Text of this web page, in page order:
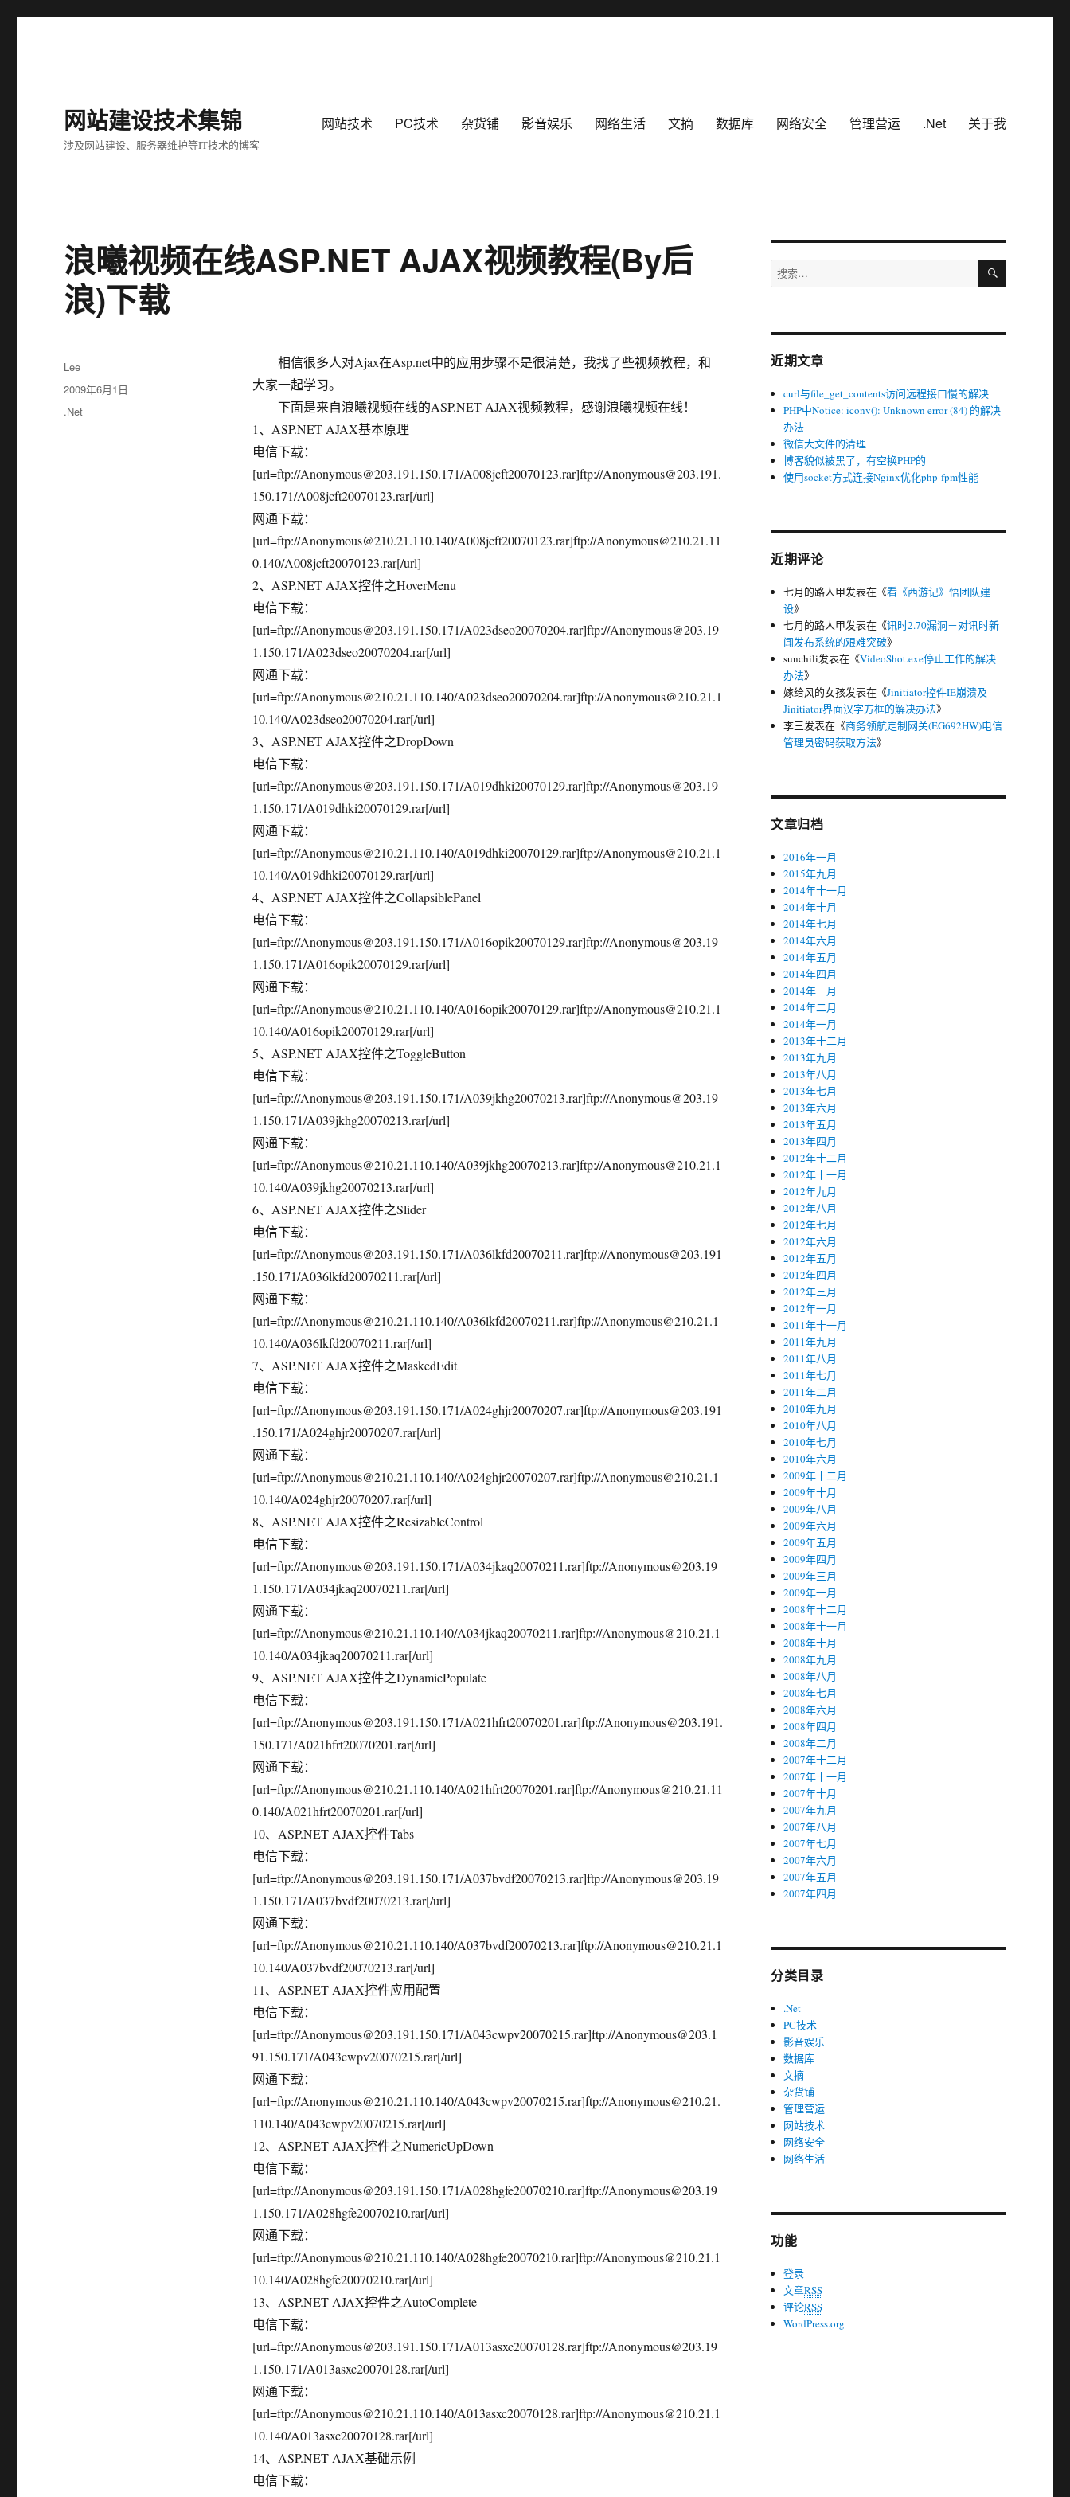
网站建设技术集锦
涉及网站建设、服务器维护等IT技术的博客
网站技术 PC技术 杂货铺 影音娱乐 网络生活 文摘 数据库 网络安全 管理营运 .Net 关于我
浪曦视频在线ASP.NET AJAX视频教程(By后
浪)下载
相信很多人对Ajax在Asp.net中的应用步骤不是很清楚，我找了些视频教程，和
大家一起学习。
下面是来自浪曦视频在线的ASP.NET AJAX视频教程，感谢浪曦视频在线！
1、ASP.NET AJAX基本原理
电信下载：
[url=ftp://Anonymous@203.191.150.171/A008jcft20070123.rar]ftp://Anonymous@203.191.
150.171/A008jcft20070123.rar[/url]
网通下载：
[url=ftp://Anonymous@210.21.110.140/A008jcft20070123.rar]ftp://Anonymous@210.21.11
0.140/A008jcft20070123.rar[/url]
2、ASP.NET AJAX控件之HoverMenu
电信下载：
[url=ftp://Anonymous@203.191.150.171/A023dseo20070204.rar]ftp://Anonymous@203.19
1.150.171/A023dseo20070204.rar[/url]
网通下载：
[url=ftp://Anonymous@210.21.110.140/A023dseo20070204.rar]ftp://Anonymous@210.21.1
10.140/A023dseo20070204.rar[/url]
3、ASP.NET AJAX控件之DropDown
电信下载：
[url=ftp://Anonymous@203.191.150.171/A019dhki20070129.rar]ftp://Anonymous@203.19
1.150.171/A019dhki20070129.rar[/url]
网通下载：
[url=ftp://Anonymous@210.21.110.140/A019dhki20070129.rar]ftp://Anonymous@210.21.1
10.140/A019dhki20070129.rar[/url]
4、ASP.NET AJAX控件之CollapsiblePanel
电信下载：
[url=ftp://Anonymous@203.191.150.171/A016opik20070129.rar]ftp://Anonymous@203.19
1.150.171/A016opik20070129.rar[/url]
网通下载：
[url=ftp://Anonymous@210.21.110.140/A016opik20070129.rar]ftp://Anonymous@210.21.1
10.140/A016opik20070129.rar[/url]
5、ASP.NET AJAX控件之ToggleButton
电信下载：
[url=ftp://Anonymous@203.191.150.171/A039jkhg20070213.rar]ftp://Anonymous@203.19
1.150.171/A039jkhg20070213.rar[/url]
网通下载：
[url=ftp://Anonymous@210.21.110.140/A039jkhg20070213.rar]ftp://Anonymous@210.21.1
10.140/A039jkhg20070213.rar[/url]
6、ASP.NET AJAX控件之Slider
电信下载：
[url=ftp://Anonymous@203.191.150.171/A036lkfd20070211.rar]ftp://Anonymous@203.191
.150.171/A036lkfd20070211.rar[/url]
网通下载：
[url=ftp://Anonymous@210.21.110.140/A036lkfd20070211.rar]ftp://Anonymous@210.21.1
10.140/A036lkfd20070211.rar[/url]
7、ASP.NET AJAX控件之MaskedEdit
电信下载：
[url=ftp://Anonymous@203.191.150.171/A024ghjr20070207.rar]ftp://Anonymous@203.191
.150.171/A024ghjr20070207.rar[/url]
网通下载：
[url=ftp://Anonymous@210.21.110.140/A024ghjr20070207.rar]ftp://Anonymous@210.21.1
10.140/A024ghjr20070207.rar[/url]
8、ASP.NET AJAX控件之ResizableControl
电信下载：
[url=ftp://Anonymous@203.191.150.171/A034jkaq20070211.rar]ftp://Anonymous@203.19
1.150.171/A034jkaq20070211.rar[/url]
网通下载：
[url=ftp://Anonymous@210.21.110.140/A034jkaq20070211.rar]ftp://Anonymous@210.21.1
10.140/A034jkaq20070211.rar[/url]
9、ASP.NET AJAX控件之DynamicPopulate
电信下载：
[url=ftp://Anonymous@203.191.150.171/A021hfrt20070201.rar]ftp://Anonymous@203.191.
150.171/A021hfrt20070201.rar[/url]
网通下载：
[url=ftp://Anonymous@210.21.110.140/A021hfrt20070201.rar]ftp://Anonymous@210.21.11
0.140/A021hfrt20070201.rar[/url]
10、ASP.NET AJAX控件Tabs
电信下载：
[url=ftp://Anonymous@203.191.150.171/A037bvdf20070213.rar]ftp://Anonymous@203.19
1.150.171/A037bvdf20070213.rar[/url]
网通下载：
[url=ftp://Anonymous@210.21.110.140/A037bvdf20070213.rar]ftp://Anonymous@210.21.1
10.140/A037bvdf20070213.rar[/url]
11、ASP.NET AJAX控件应用配置
电信下载：
[url=ftp://Anonymous@203.191.150.171/A043cwpv20070215.rar]ftp://Anonymous@203.1
91.150.171/A043cwpv20070215.rar[/url]
网通下载：
[url=ftp://Anonymous@210.21.110.140/A043cwpv20070215.rar]ftp://Anonymous@210.21.
110.140/A043cwpv20070215.rar[/url]
12、ASP.NET AJAX控件之NumericUpDown
电信下载：
[url=ftp://Anonymous@203.191.150.171/A028hgfe20070210.rar]ftp://Anonymous@203.19
1.150.171/A028hgfe20070210.rar[/url]
网通下载：
[url=ftp://Anonymous@210.21.110.140/A028hgfe20070210.rar]ftp://Anonymous@210.21.1
10.140/A028hgfe20070210.rar[/url]
13、ASP.NET AJAX控件之AutoComplete
电信下载：
[url=ftp://Anonymous@203.191.150.171/A013asxc20070128.rar]ftp://Anonymous@203.19
1.150.171/A013asxc20070128.rar[/url]
网通下载：
[url=ftp://Anonymous@210.21.110.140/A013asxc20070128.rar]ftp://Anonymous@210.21.1
10.140/A013asxc20070128.rar[/url]
14、ASP.NET AJAX基础示例
电信下载：
作
者
Lee
发
布
2009年6月1日
分
.Net
搜
索：
搜
近期文章
curl与file_get_contents访问远程接口慢的解决
PHP中Notice: iconv(): Unknown error (84) 的解决
办法
微信大文件的清理
博客貌似被黑了，有空换PHP的
使用socket方式连接Nginx优化php-fpm性能
近期评论
七月的路人甲发表在《看《西游记》悟团队建
设》
七月的路人甲发表在《讯时2.70漏洞－对讯时新
闻发布系统的艰难突破》
sunchili发表在《VideoShot.exe停止工作的解决
办法》
嫁给风的女孩发表在《Jinitiator控件IE崩溃及
Jinitiator界面汉字方框的解决办法》
李三发表在《商务领航定制网关(EG692HW)电信
管理员密码获取方法》
文章归档
2016年一月
2015年九月
2014年十一月
2014年十月
2014年七月
2014年六月
2014年五月
2014年四月
2014年三月
2014年二月
2014年一月
2013年十二月
2013年九月
2013年八月
2013年七月
2013年六月
2013年五月
2013年四月
2012年十二月
2012年十一月
2012年九月
2012年八月
2012年七月
2012年六月
2012年五月
2012年四月
2012年三月
2012年一月
2011年十一月
2011年九月
2011年八月
2011年七月
2011年二月
2010年九月
2010年八月
2010年七月
2010年六月
2009年十二月
2009年十月
2009年八月
2009年六月
2009年五月
2009年四月
2009年三月
2009年一月
2008年十二月
2008年十一月
2008年十月
2008年九月
2008年八月
2008年七月
2008年六月
2008年四月
2008年二月
2007年十二月
2007年十一月
2007年十月
2007年九月
2007年八月
2007年七月
2007年六月
2007年五月
2007年四月
分类目录
.Net
PC技术
影音娱乐
数据库
文摘
杂货铺
管理营运
网站技术
网络安全
网络生活
功能
登录
文章RSS
评论RSS
WordPress.org